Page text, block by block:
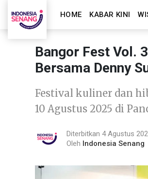
HOME KABAR KINI
Bangor Fest Vol.
Bersama Denny
Festival kuliner dan
10 Agustus 2025 di
Diterbitkan 4 Agustus
Oleh Indonesia Senang